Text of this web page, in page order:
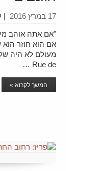
| 17 במרץ 2016
"אם אתה אוהב
אם הוא חוזר
מעולם לא היה
Rue de …
המשך לקרוא »